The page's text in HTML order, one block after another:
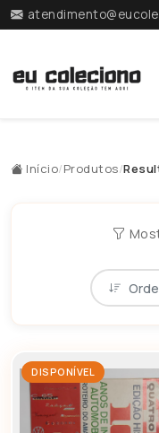
Início/Produtos/
DISPONÍVEL